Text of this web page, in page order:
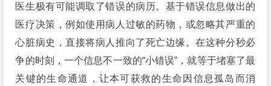
医生极有可能调取了错误的病历。基于错误信息做出的
医疗决策，例如使用病人过敏的药物，或忽略其严重的
心脏病史，直接将病人推向了死亡边缘。在这种分秒必
争的时刻，一个信息不一致的“小错误”，就等于堵塞了最
关键的生命通道，让本可获救的生命因信息孤岛而消